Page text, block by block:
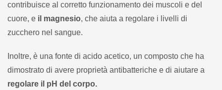
contribuisce al corretto funzionamento dei muscoli e del
cuore, e il magnesio, che aiuta a regolare i livelli di
zucchero nel sangue.
Inoltre, è una fonte di acido acetico, un composto che ha
dimostrato di avere proprietà antibatteriche e di aiutare a
regolare il pH del corpo.